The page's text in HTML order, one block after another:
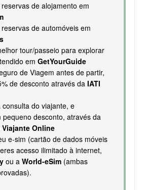
de alojamento em
de automóveis em
tour/passeio para explorar
em GetYourGuide
de Viagem antes de partir,
de desconto através da IATI
do viajante, e
pequeno desconto, através da
Online
e-sim (cartão de dados móveis
acesso ilimitado à internet,
ou a World-eSim(ambas